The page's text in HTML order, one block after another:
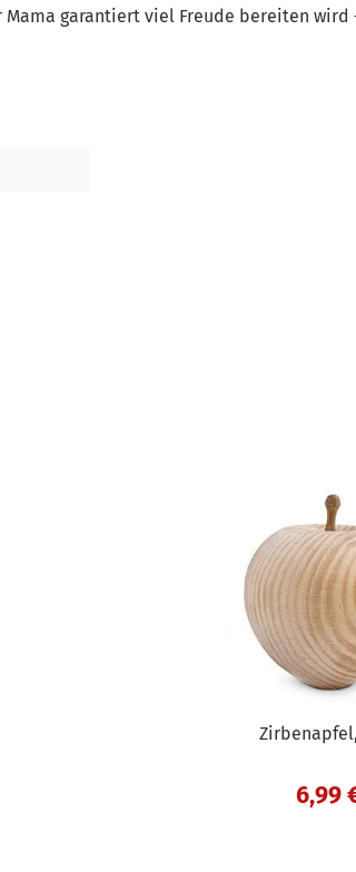
garantiert viel Freude bereiten wird
6,99